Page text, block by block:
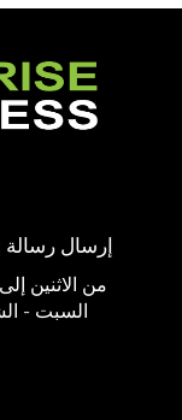
إرسال رسالة
من الاثنين إلى الجمعة 8:
السبت - الشمس 8: 00